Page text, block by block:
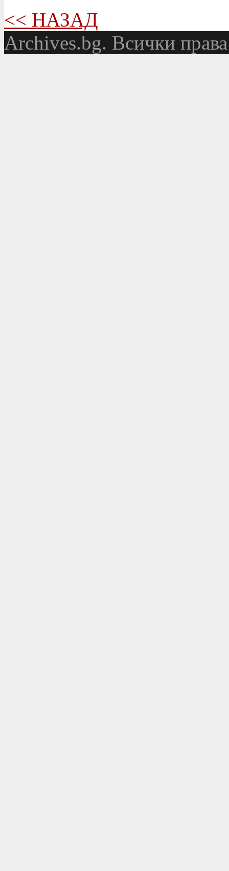
<< НАЗАД
Аrchives.bg. Всички права